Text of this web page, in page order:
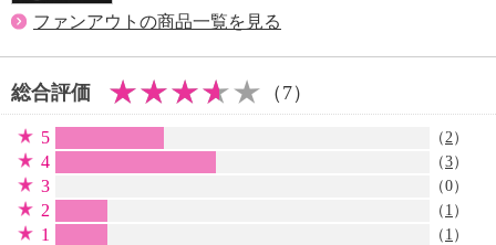
ファンアウトの商品一覧を見る
総合評価 （7）
5 （2）
4 （3）
3 （0）
2 （ 1 ）
1 （ 1 ）